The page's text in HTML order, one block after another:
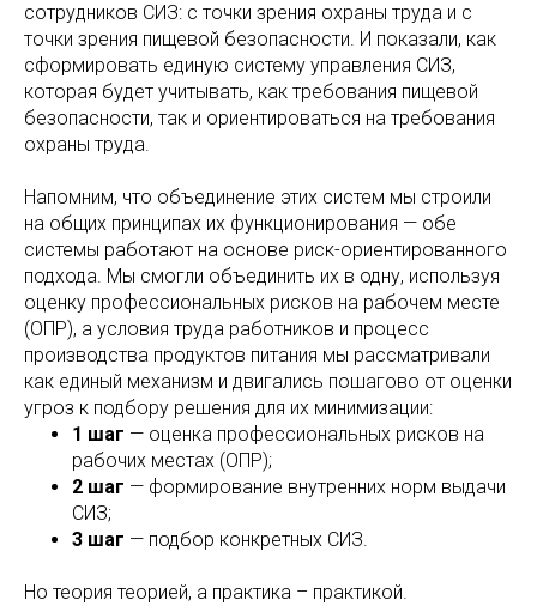
сотрудников СИЗ: с точки зрения охраны труда и с
точки зрения пищевой безопасности. И показали, как
сформировать единую систему управления СИЗ,
которая будет учитывать, как требования пищевой
безопасности, так и ориентироваться на требования
охраны труда.
Напомним, что объединение этих систем мы строили
на общих принципах их функционирования — обе
системы работают на основе риск-ориентированного
подхода. Мы смогли объединить их в одну, используя
оценку профессиональных рисков на рабочем месте
(ОПР), а условия труда работников и процесс
производства продуктов питания мы рассматривали
как единый механизм и двигались пошагово от оценки
угроз к подбору решения для их минимизации:
1 шаг — оценка профессиональных рисков на
рабочих местах (ОПР);
2 шаг — формирование внутренних норм выдачи
СИЗ;
3 шаг — подбор конкретных СИЗ.
Но теория теорией, а практика – практикой.